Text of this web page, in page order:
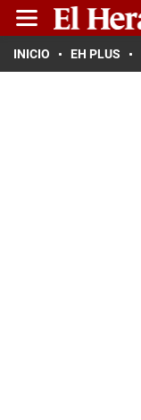
INICIO EH PLUS